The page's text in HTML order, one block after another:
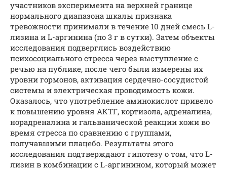
участников эксперимента на верхней границе
нормального диапазона шкалы признака
тревожности принимали в течение 10 дней смесь L-
лизина и L-аргинина (по 3 г в сутки). Затем объекты
исследования подверглись воздействию
психосоциального стресса через выступление с
речью на публике, после чего были измерены их
уровни гормонов, активация сердечно-сосудистой
системы и электрическая проводимость кожи.
Оказалось, что употребление аминокислот привело
к повышению уровня АКТГ, кортизола, адреналина,
норадреналина и гальванической реакции кожи во
время стресса по сравнению с группами,
получавшими плацебо. Результаты этого
исследования подтверждают гипотезу о том, что L-
лизин в комбинации с L-аргинином, который может